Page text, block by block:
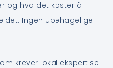
og hva det koster å
Ingen ubehagelige
krever lokal ekspertise